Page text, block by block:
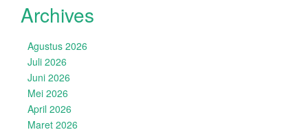
Archives
Agustus 2026
Juli 2026
Juni 2026
Mei 2026
April 2026
Maret 2026